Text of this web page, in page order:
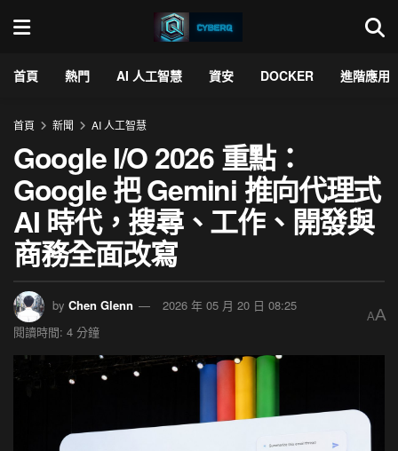
首頁 熱門 AI 人工智慧 資安 DOCKER 進階應用
首頁 新聞 AI 人工智慧
Google I/O 2026 重點：
Google 把 Gemini 推向代理式
AI 時代，搜尋、工作、開發與
商務全面改寫
by Chen Glenn
2026 年 05 月 20 日 08:25
閱讀時間: 4 分鐘
AA